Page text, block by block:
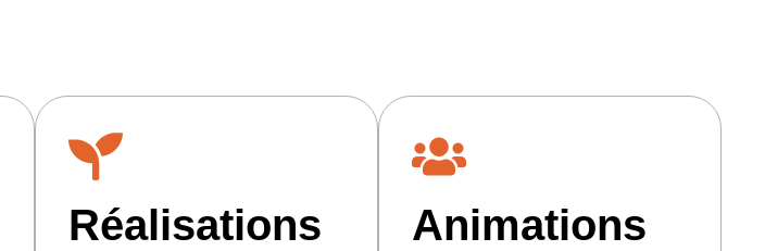
Réalisations
Animations